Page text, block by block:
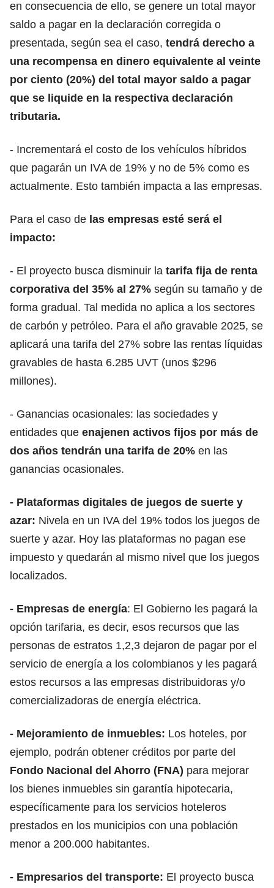
en consecuencia de ello, se genere un total mayor
saldo a pagar en la declaración corregida o
presentada, según sea el caso, tendrá derecho a
una recompensa en dinero equivalente al veinte
por ciento (20%) del total mayor saldo a pagar
que se liquide en la respectiva declaración
tributaria.
- Incrementará el costo de los vehículos híbridos
que pagarán un IVA de 19% y no de 5% como es
actualmente. Esto también impacta a las empresas.
Para el caso de las empresas esté será el
impacto:
- El proyecto busca disminuir la tarifa fija de renta
corporativa del 35% al 27% según su tamaño y de
forma gradual. Tal medida no aplica a los sectores
de carbón y petróleo. Para el año gravable 2025, se
aplicará una tarifa del 27% sobre las rentas líquidas
gravables de hasta 6.285 UVT (unos $296
millones).
- Ganancias ocasionales: las sociedades y
entidades que enajenen activos fijos por más de
dos años tendrán una tarifa de 20% en las
ganancias ocasionales.
- Plataformas digitales de juegos de suerte y
azar: Nivela en un IVA del 19% todos los juegos de
suerte y azar. Hoy las plataformas no pagan ese
impuesto y quedarán al mismo nivel que los juegos
localizados.
- Empresas de energía: El Gobierno les pagará la
opción tarifaria, es decir, esos recursos que las
personas de estratos 1,2,3 dejaron de pagar por el
servicio de energía a los colombianos y les pagará
estos recursos a las empresas distribuidoras y/o
comercializadoras de energía eléctrica.
- Mejoramiento de inmuebles: Los hoteles, por
ejemplo, podrán obtener créditos por parte del
Fondo Nacional del Ahorro (FNA) para mejorar
los bienes inmuebles sin garantía hipotecaria,
específicamente para los servicios hoteleros
prestados en los municipios con una población
menor a 200.000 habitantes.
- Empresarios del transporte: El proyecto busca